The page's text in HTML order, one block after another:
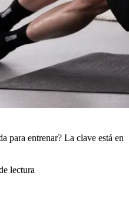
para entrenar? La clave está en
lectura